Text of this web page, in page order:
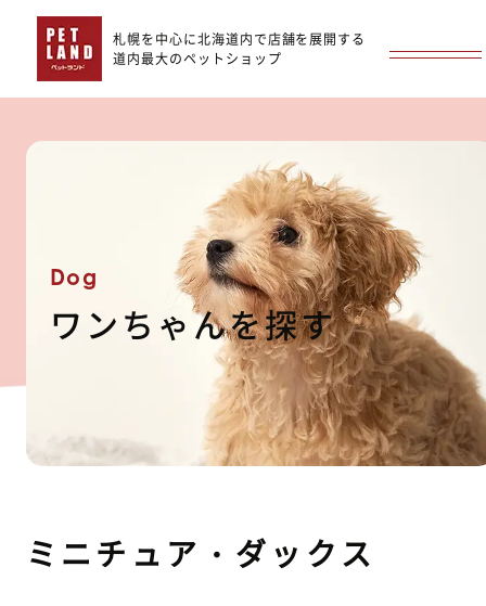
札幌を中心に北海道内で店舗を展開する
道内最大のペットショップ
Dog
ワンちゃんを探す
ミニチュア・ダックス